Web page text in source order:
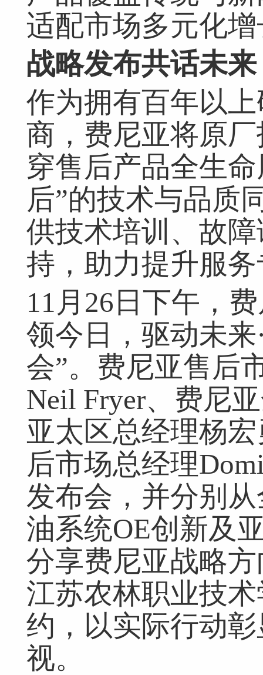
适配市场多元化
战略发布共话未
作为拥有百年以
商，费尼亚将原
穿售后产品全生
后”的技术与品质
供技术培训、故
持，助力提升服
11月26日下午，
领今日，驱动未
会”。费尼亚售后
Neil Fryer、费尼
亚太区总经理杨
后市场总经理
发布会，并分别
油系统OE创新及
分享费尼亚战略
江苏农林职业技
约，以实际行动
视。
0条登录名：
网友评论仅供其表达个人看法，并不表明本网同意其观点或证实其描